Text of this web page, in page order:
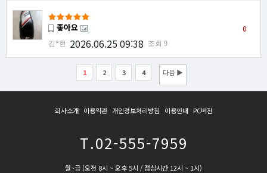
좋아요
김*현 2026.06.25 09:38 조회 9
0
1 2 3 4 다음 ▶
회사소개 이용약관 개인정보처리방침 이용안내 PC버전
T.02-555-7959
월~금 (오전 8시 ~ 오후 5시 / 점심시간 12시 ~ 1시)